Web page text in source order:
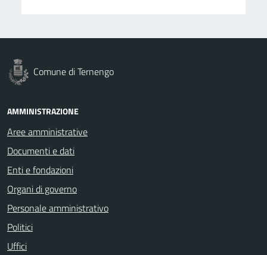
Comune di Ternengo
AMMINISTRAZIONE
Aree amministrative
Documenti e dati
Enti e fondazioni
Organi di governo
Personale amministrativo
Politici
Uffici